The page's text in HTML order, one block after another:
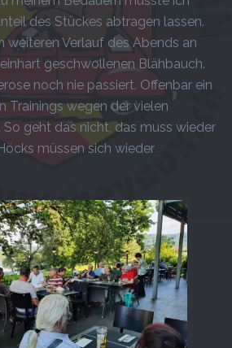
des Stückes abtragen lassen.
weiteren Verlauf des Abends an
geschwollenen Blähbauch.
noch nie passiert. Offenbar ein
Trainings wegen der vielen
geht das nicht, das muss wieder
müssen sich wieder